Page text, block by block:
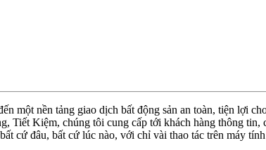
một nền tảng giao dịch bất động sản an toàn, tiện lợi
Kiệm, chúng tôi cung cấp tới khách hàng thông
cứ đâu, bất cứ lúc nào, với chỉ vài thao tác trên máy